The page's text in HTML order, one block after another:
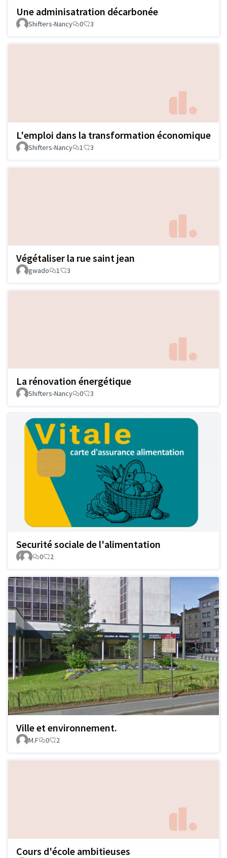
Une adminisatration décarbonée
Shifters-Nancy 0 3
L'emploi dans la transformation économique
Shifters-Nancy 1 3
Végétaliser la rue saint jean
gwado 1 3
La rénovation énergétique
Shifters-Nancy 0 3
Securité sociale de l'alimentation
0 2
Ville et environnement.
M.F 0 2
Cours d'école ambitieuses